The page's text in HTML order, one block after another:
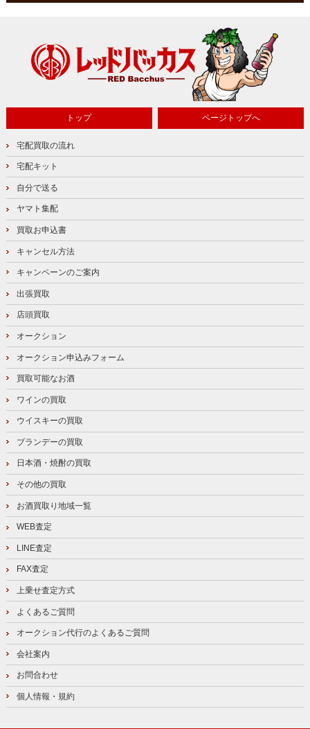
トップ ページトップへ
宅配買取の流れ
宅配キット
自分で送る
ヤマト集配
買取お申込書
キャンセル方法
キャンペーンのご案内
出張買取
店頭買取
オークション
オークション申込みフォーム
買取可能なお酒
ワインの買取
ウイスキーの買取
ブランデーの買取
日本酒・焼酎の買取
その他の買取
お酒買取り地域一覧
WEB査定
LINE査定
FAX査定
上乗せ査定方式
よくあるご質問
オークション代行のよくあるご質問
会社案内
お問合わせ
個人情報・規約